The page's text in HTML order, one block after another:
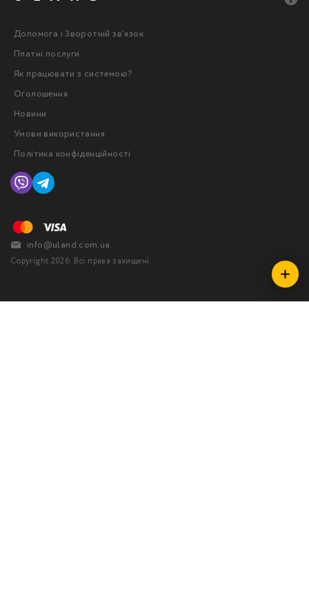
Copyright 2026. Всі права захищені.
Допомога і Зворотній зв'язок
Платні послуги
Як працювати з системою?
Оголошення
Новини
Умови використання
Політика конфіденційності
info@uland.com.ua